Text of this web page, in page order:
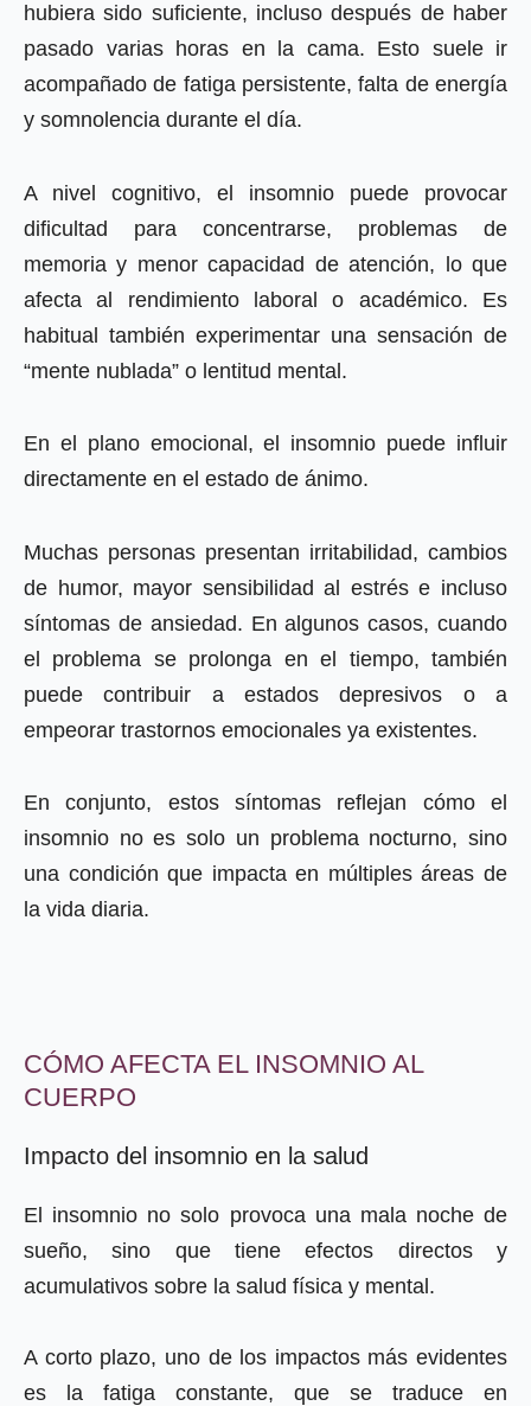
hubiera sido suficiente, incluso después de haber
pasado varias horas en la cama. Esto suele ir
acompañado de fatiga persistente, falta de energía
y somnolencia durante el día.
A nivel cognitivo, el insomnio puede provocar
dificultad para concentrarse, problemas de
memoria y menor capacidad de atención, lo que
afecta al rendimiento laboral o académico. Es
habitual también experimentar una sensación de
“mente nublada” o lentitud mental.
En el plano emocional, el insomnio puede influir
directamente en el estado de ánimo.
Muchas personas presentan irritabilidad, cambios
de humor, mayor sensibilidad al estrés e incluso
síntomas de ansiedad. En algunos casos, cuando
el problema se prolonga en el tiempo, también
puede contribuir a estados depresivos o a
empeorar trastornos emocionales ya existentes.
En conjunto, estos síntomas reflejan cómo el
insomnio no es solo un problema nocturno, sino
una condición que impacta en múltiples áreas de
la vida diaria.
CÓMO AFECTA EL INSOMNIO AL
CUERPO
Impacto del insomnio en la salud
El insomnio no solo provoca una mala noche de
sueño, sino que tiene efectos directos y
acumulativos sobre la salud física y mental.
A corto plazo, uno de los impactos más evidentes
es la fatiga constante, que se traduce en